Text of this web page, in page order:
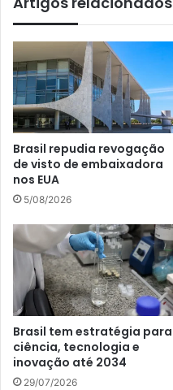
Brasil repudia revogação
de visto de embaixadora
nos EUA
5/08/2026
Brasil tem estratégia para
ciência, tecnologia e
inovação até 2034
29/07/2026